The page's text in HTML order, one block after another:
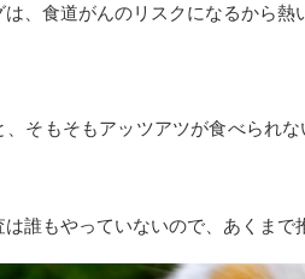
は、食道がんのリスクになるから熱
、そもそもアッツアツが食べられ
は誰もやっていないので、あくまで